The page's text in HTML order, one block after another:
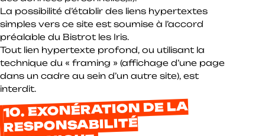
La possibilité d’établir des liens hypertextes
simples vers ce site est soumise à l’accord
préalable du Bistrot les Iris.
Tout lien hypertexte profond, ou utilisant la
technique du « framing » (affichage d’une page
dans un cadre au sein d’un autre site), est
interdit.
10. EXONÉRATION DE LA
RESPONSABILITÉ